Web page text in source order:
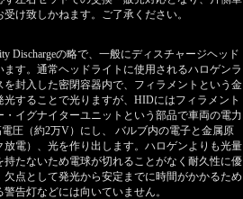
け致しかねます。ご了承ください。
Dischargeの略で、一般にディスチャージヘッド
ます。通常ヘッドライトに使用されるハロゲンラ
を封入した密閉容器内で、フィラメントという金
光することで光りますが、HIDにはフィラメント
イグナイターユニットという部品で車両の電力
電圧（約2万V）にし、 バルブ内の電子と金属原
放電）、光を作り出します。ハロゲンよりも光量
持たないため電球が切れることがなく耐久性に優
点として発光から安定までに時間がかかるため
告灯などには向いていません。